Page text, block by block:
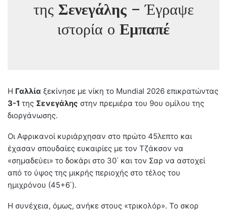
της Σενεγάλης– Έγραψε
ιστορία ο Εμπαπέ
Η Γαλλία ξεκίνησε με νίκη το Mundial 2026 επικρατώντας
3-1 της Σενεγάλης στην πρεμιέρα του 9ου ομίλου της
διοργάνωσης.
Οι Αφρικανοί κυριάρχησαν στο πρώτο 45λεπτο και
έχασαν σπουδαίες ευκαιρίες με τον Τζάκσον να
«σημαδεύει» το δοκάρι στο 30΄ και τον Σαρ να αστοχεί
από το ύψος της μικρής περιοχής στο τέλος του
ημιχρόνου (45+6΄).
Η συνέχεια, όμως, ανήκε στους «τρικολόρ». Το σκορ